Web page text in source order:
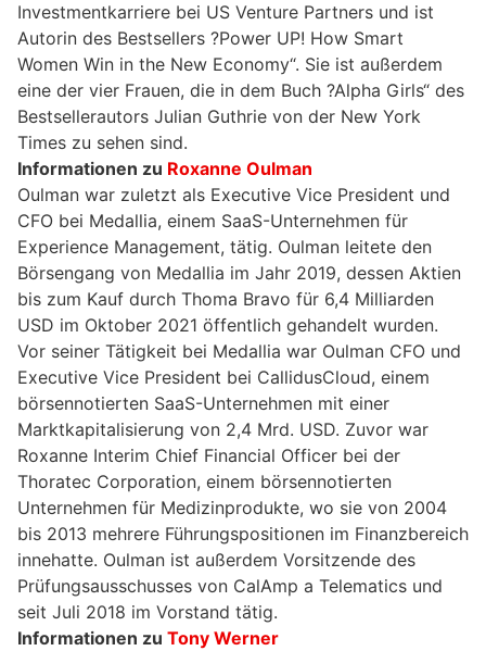
Investmentkarriere bei US Venture Partners und ist
Autorin des Bestsellers ?Power UP! How Smart
Women Win in the New Economy“. Sie ist außerdem
eine der vier Frauen, die in dem Buch ?Alpha Girls“ des
Bestsellerautors Julian Guthrie von der New York
Times zu sehen sind.
Informationen zu Roxanne Oulman
Oulman war zuletzt als Executive Vice President und
CFO bei Medallia, einem SaaS-Unternehmen für
Experience Management, tätig. Oulman leitete den
Börsengang von Medallia im Jahr 2019, dessen Aktien
bis zum Kauf durch Thoma Bravo für 6,4 Milliarden
USD im Oktober 2021 öffentlich gehandelt wurden.
Vor seiner Tätigkeit bei Medallia war Oulman CFO und
Executive Vice President bei CallidusCloud, einem
börsennotierten SaaS-Unternehmen mit einer
Marktkapitalisierung von 2,4 Mrd. USD. Zuvor war
Roxanne Interim Chief Financial Officer bei der
Thoratec Corporation, einem börsennotierten
Unternehmen für Medizinprodukte, wo sie von 2004
bis 2013 mehrere Führungspositionen im Finanzbereich
innehatte. Oulman ist außerdem Vorsitzende des
Prüfungsausschusses von CalAmp a Telematics und
seit Juli 2018 im Vorstand tätig.
Informationen zu Tony Werner